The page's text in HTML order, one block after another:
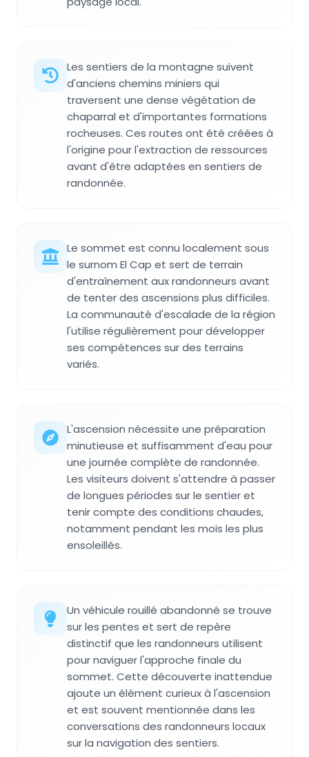
Les sentiers de la montagne suivent
d'anciens chemins miniers qui
traversent une dense végétation de
chaparral et d'importantes formations
rocheuses. Ces routes ont été créées à
l'origine pour l'extraction de ressources
avant d'être adaptées en sentiers de
randonnée.
Le sommet est connu localement sous
le surnom El Cap et sert de terrain
d'entraînement aux randonneurs avant
de tenter des ascensions plus difficiles.
La communauté d'escalade de la région
l'utilise régulièrement pour développer
ses compétences sur des terrains
variés.
L'ascension nécessite une préparation
minutieuse et suffisamment d'eau pour
une journée complète de randonnée.
Les visiteurs doivent s'attendre à passer
de longues périodes sur le sentier et
tenir compte des conditions chaudes,
notamment pendant les mois les plus
ensoleillés.
Un véhicule rouillé abandonné se trouve
sur les pentes et sert de repère
distinctif que les randonneurs utilisent
pour naviguer l'approche finale du
sommet. Cette découverte inattendue
ajoute un élément curieux à l'ascension
et est souvent mentionnée dans les
conversations des randonneurs locaux
sur la navigation des sentiers.